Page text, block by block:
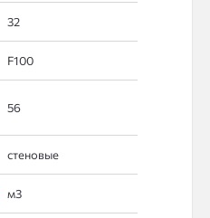
32
F100
56
стеновые
м3